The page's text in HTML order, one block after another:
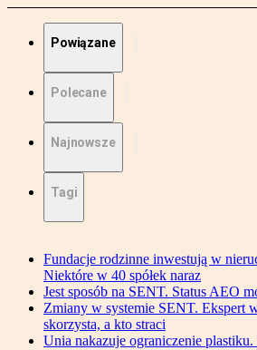
Powiązane
Polecane
Najnowsze
Tagi
Fundacje rodzinne inwestują w
Niektóre w 40 spółek naraz
Jest sposób na SENT. Status AEO
Zmiany w systemie SENT. Ekspert
skorzysta, a kto straci
Unia nakazuje ograniczenie plastiku.